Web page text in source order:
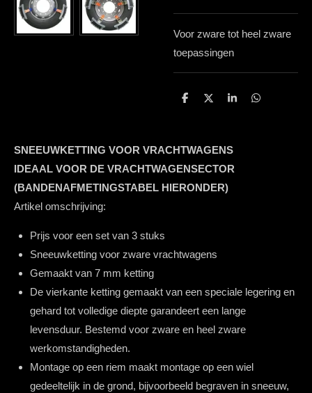
Voor zware tot heel zware
toepassingen
D
n
D
S
e
D
SNEEUWKETTING VOOR VRACHTWAGENS
IDEAAL VOOR DE VRACHTWAGENSECTOR
(BANDENAFMETINGSTABEL HIERONDER)
Artikel omschrijving:
Prijs voor een set van 3 stuks
Sneeuwketting voor zware vrachtwagens
Gemaakt van 7 mm ketting
De vierkante ketting gemaakt van een speciale legering en
gehard tot volledige diepte garandeert een lange
levensduur. Bestemd voor zware en heel zware
werkomstandigheden.
Montage op een riem maakt montage op een wiel
gedeeltelijk in de grond, bijvoorbeeld begraven in sneeuw,